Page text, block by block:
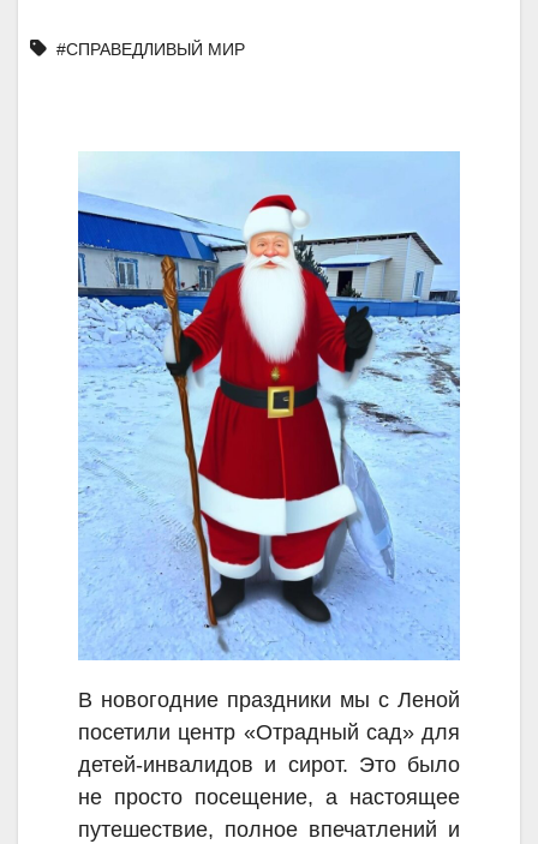
#СПРАВЕДЛИВЫЙ МИР
В новогодние праздники мы с Леной
посетили центр «Отрадный сад» для
детей-инвалидов и сирот. Это было
не просто посещение, а настоящее
путешествие, полное впечатлений и